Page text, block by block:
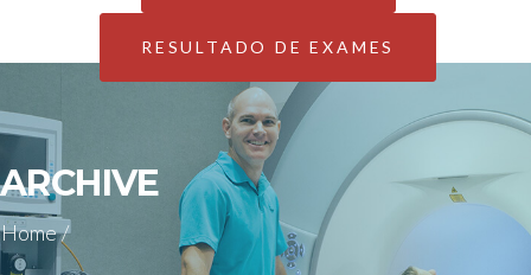
RESULTADO DE EXAMES
ARCHIVE
Home/